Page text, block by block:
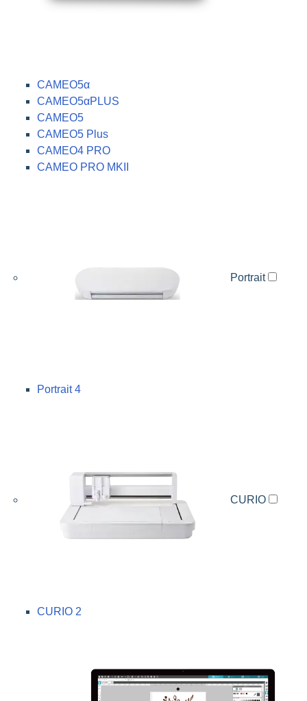
CAMEO5α
CAMEO5αPLUS
CAMEO5
CAMEO5 Plus
CAMEO4 PRO
CAMEO PRO MKII
Portrait
Portrait 4
CURIO
CURIO 2